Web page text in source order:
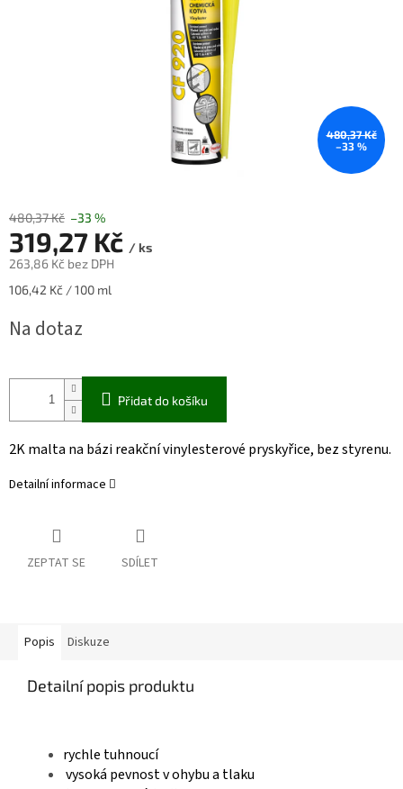
480,37 Kč
–33 %
480,37 Kč –33 %
319,27 Kč / ks
263,86 Kč bez DPH
Měrná
106,42 Kč / 100 ml
Na dotaz
Přidat do košíku
2K malta na bázi reakční vinylesterové pryskyřice, bez styrenu.
Detailní informace
ZEPTAT SE SDÍLET
Popis Diskuze
Detailní popis produktu
rychle tuhnoucí
vysoká pevnost v ohybu a tlaku